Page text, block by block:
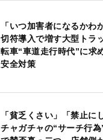
「いつ加害者になるか
切符導入で増す大型トラ
転車“車道走行時代”に求
安全対策
「貧乏くさい」「禁止に
チャガチャの“サーチ行